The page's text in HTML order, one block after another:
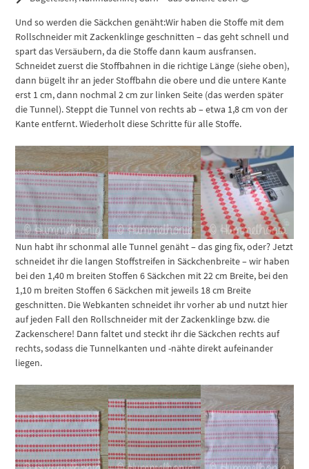
Und so werden die Säckchen genäht:Wir haben die Stoffe mit dem
Rollschneider mit Zackenklinge geschnitten – das geht schnell und
spart das Versäubern, da die Stoffe dann kaum ausfransen.
Schneidet zuerst die Stoffbahnen in die richtige Länge (siehe oben),
dann bügelt ihr an jeder Stoffbahn die obere und die untere Kante
erst 1 cm, dann nochmal 2 cm zur linken Seite (das werden später
die Tunnel). Steppt die Tunnel von rechts ab – etwa 1,8 cm von der
Kante entfernt. Wiederholt diese Schritte für alle Stoffe.
Nun habt ihr schonmal alle Tunnel genäht – das ging fix, oder? Jetzt
schneidet ihr die langen Stoffstreifen in Säckchenbreite – wir haben
bei den 1,40 m breiten Stoffen 6 Säckchen mit 22 cm Breite, bei den
1,10 m breiten Stoffen 6 Säckchen mit jeweils 18 cm Breite
geschnitten. Die Webkanten schneidet ihr vorher ab und nutzt hier
auf jeden Fall den Rollschneider mit der Zackenklinge bzw. die
Zackenschere! Dann faltet und steckt ihr die Säckchen rechts auf
rechts, sodass die Tunnelkanten und -nähte direkt aufeinander
liegen.